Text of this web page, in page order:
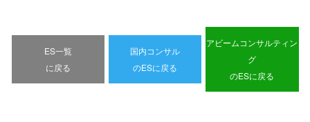
ES一覧
に戻る
国内コンサル
のESに戻る
アビームコンサルティン
グ
のESに戻る